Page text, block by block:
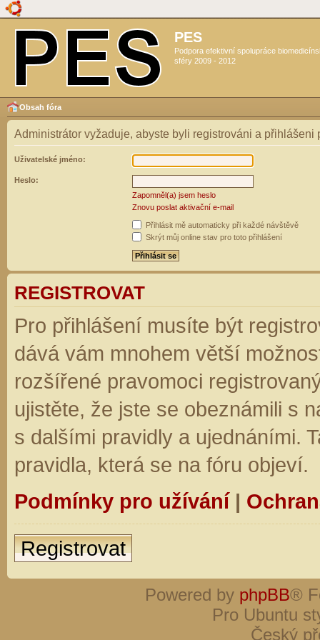
PES
Podpora efektivní spolupráce
sféry 2009 - 2012
Obsah fóra
Administrátor vyžaduje, abyste byli registrováni a přihlášeni
Uživatelské jméno:
Heslo:
Zapomněl(a) jsem heslo
Znovu poslat aktivační e-mail
Přihlásit mě automaticky při každé návštěvě
Skrýt můj online stav pro toto přihlášení
REGISTROVAT
Pro přihlášení musíte být
dává vám mnohem větší
rozšířené pravomoci
ujistěte, že jste se obeznámili s
s dalšími pravidly a ujednáními.
pravidla, která se na fóru objeví.
Podmínky pro užívání|
Registrovat
Powered by phpBB®
Pro Ubuntu
Český